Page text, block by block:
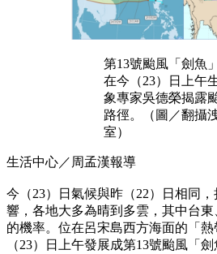
第13號颱風「劍魚
在今（23）日上午
象專家吳德榮揭露
路徑。（圖／翻攝
室）
生活中心／周孟漢報導
今（23）日氣候與昨（22）日相同
響，各地大多為晴到多雲，其中台
的機率。位在呂宋島西方海面的「
（23）日上午發展成第13號颱風「